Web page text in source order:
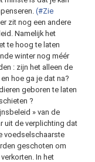
(#Zie
zit nog een andere
Namelijk het
te hoog te laten
winter nog méér
: zijn het alleen de
hoe ga je dat na?
geboren te laten
?
» van de
uit de verplichting dat
voedselschaarste
geschoten om
In het